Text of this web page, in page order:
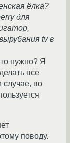
ёлка?
для
tv в
нужно? Я
все
случае, во
поводу.